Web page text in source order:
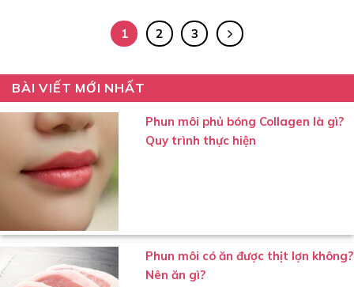
1 2 3
BÀI VIẾT MỚI NHẤT
Phun môi phủ bóng Collagen là gì?
Quy trình thực hiện
Phun môi có ăn được thịt lợn không?
Nên ăn gì?